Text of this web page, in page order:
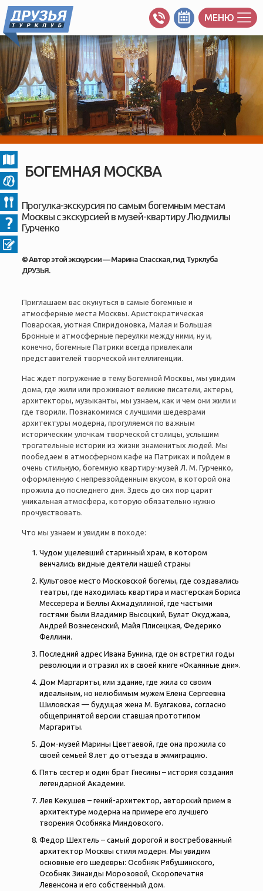
МЕНЮ
БОГЕМНАЯ МОСКВА
Прогулка-экскурсия по самым богемным местам
Москвы с экскурсией в музей-квартиру Людмилы
Гурченко
© Автор этой экскурсии — Марина Спасская, гид Турклуба
ДРУЗЬЯ.
Приглашаем вас окунуться в самые богемные и
атмосферные места Москвы. Аристократическая
Поварская, уютная Спиридоновка, Малая и Большая
Бронные и атмосферные переулки между ними, ну и,
конечно, богемные Патрики всегда привлекали
представителей творческой интеллигенции.
Нас ждет погружение в тему Богемной Москвы, мы увидим
дома, где жили или проживают великие писатели, актеры,
архитекторы, музыканты, мы узнаем, как и чем они жили и
где творили. Познакомимся с лучшими шедеврами
архитектуры модерна, прогуляемся по важным
историческим улочкам творческой столицы, услышим
трогательные истории из жизни знаменитых людей. Мы
пообедаем в атмосферном кафе на Патриках и пойдем в
очень стильную, богемную квартиру-музей Л. М. Гурченко,
оформленную с непревзойденным вкусом, в которой она
прожила до последнего дня. Здесь до сих пор царит
уникальная атмосфера, которую обязательно нужно
прочувствовать.
Что мы узнаем и увидим в походе:
Чудом уцелевший старинный храм, в котором
венчались видные деятели нашей страны
Культовое место Московской богемы, где создавались
театры, где находилась квартира и мастерская Бориса
Мессерера и Беллы Ахмадуллиной, где частыми
гостями были Владимир Высоцкий, Булат Окуджава,
Андрей Вознесенский, Майя Плисецкая, Федерико
Феллини.
Последний адрес Ивана Бунина, где он встретил годы
революции и отразил их в своей книге «Окаянные дни».
Дом Маргариты, или здание, где жила со своим
идеальным, но нелюбимым мужем Елена Сергеевна
Шиловская — будущая жена М. Булгакова, согласно
общепринятой версии ставшая прототипом
Маргариты.
Дом-музей Марины Цветаевой, где она прожила со
своей семьей 8 лет до отъезда в эммиграцию.
Пять сестер и один брат Гнесины – история создания
легендарной Академии.
Лев Кекушев – гений-архитектор, авторский прием в
архитектуре модерна на примере его лучшего
творения Особняка Миндовского.
Федор Шехтель – самый дорогой и востребованный
архитектор Москвы стиля модерн. Мы увидим
основные его шедевры: Особняк Рябушинского,
Особняк Зинаиды Морозовой, Скоропечатня
Левенсона и его собственный дом.